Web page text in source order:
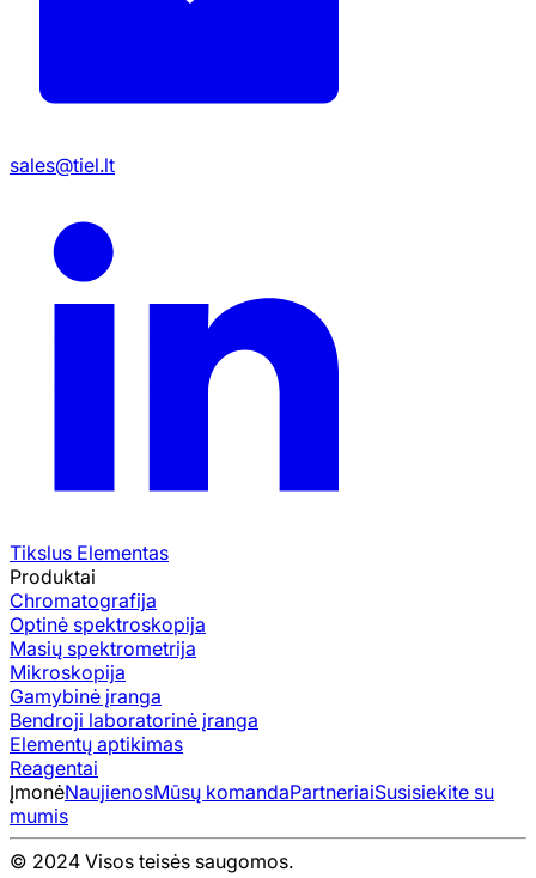
sales@tiel.lt
Tikslus Elementas
Produktai
Chromatografija
Optinė spektroskopija
Masių spektrometrija
Mikroskopija
Gamybinė įranga
Bendroji laboratorinė įranga
Elementų aptikimas
Reagentai
ĮmonėNaujienosMūsų komandaPartneriaiSusisiekite su
mumis
© 2024 Visos teisės saugomos.